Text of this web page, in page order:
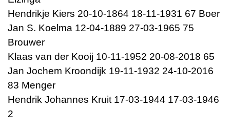
Hendrikje Kiers 20-10-1864 18-11-1931 67 Boer
Jan S. Koelma 12-04-1889 27-03-1965 75
Brouwer
Klaas van der Kooij 10-11-1952 20-08-2018 65
Jan Jochem Kroondijk 19-11-1932 24-10-2016
83 Menger
Hendrik Johannes Kruit 17-03-1944 17-03-1946
2